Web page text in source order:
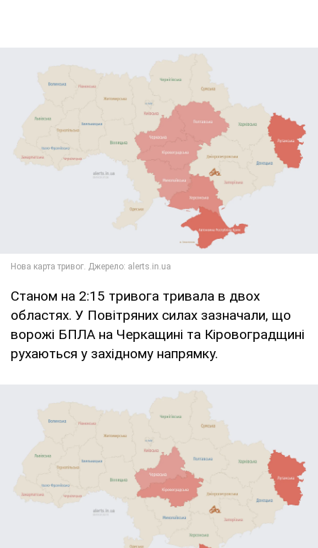
Станом на 2:15 тривога тривала в двох
областях. У Повітряних силах зазначали, що
ворожі БПЛА на Черкащині та Кіровоградщині
рухаються у західному напрямку.